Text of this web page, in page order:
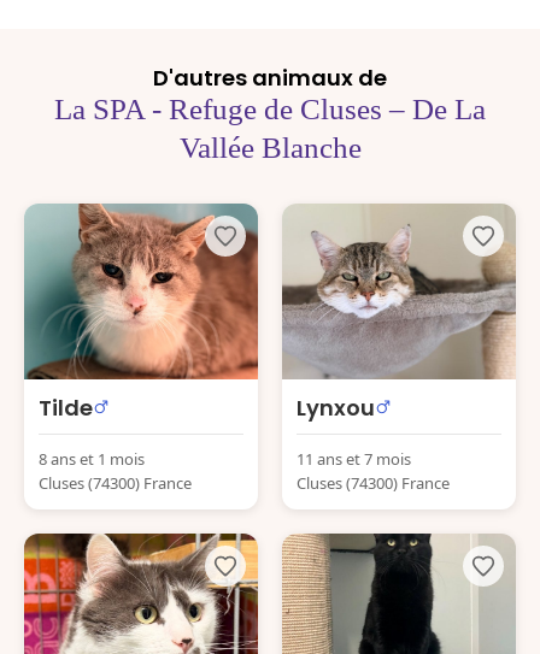
D'autres animaux de
La SPA - Refuge de Cluses – De La
Vallée Blanche
Tilde
8 ans et 1 mois
Cluses (74300) France
Lynxou
11 ans et 7 mois
Cluses (74300) France